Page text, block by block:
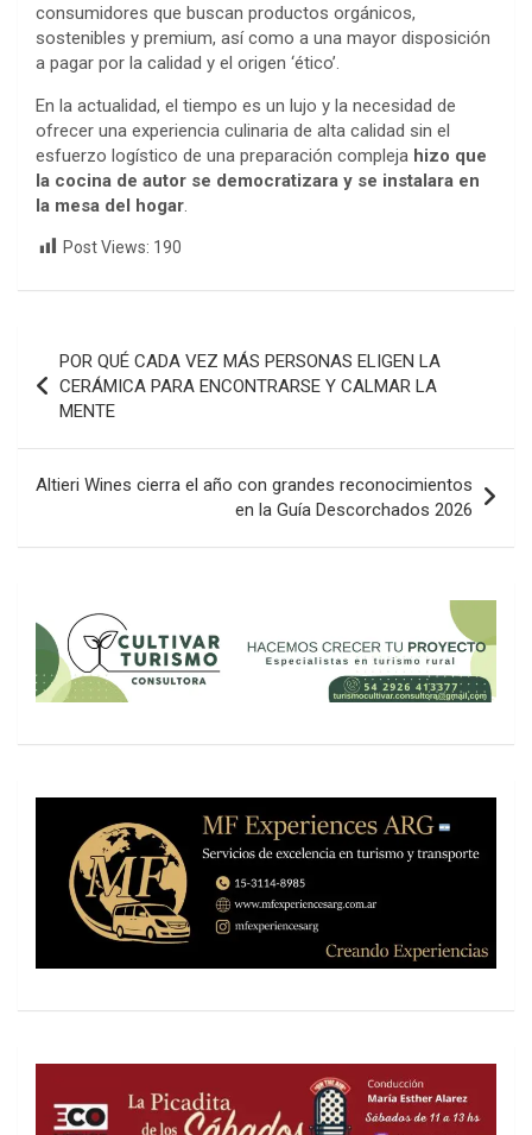
consumidores que buscan productos orgánicos,
sostenibles y premium, así como a una mayor disposición
a pagar por la calidad y el origen ‘ético’.
En la actualidad, el tiempo es un lujo y la necesidad de
ofrecer una experiencia culinaria de alta calidad sin el
esfuerzo logístico de una preparación compleja hizo que
la cocina de autor se democratizara y se instalara en
la mesa del hogar.
Post Views: 190
Navegación
de
entradas
POR QUÉ CADA VEZ MÁS PERSONAS ELIGEN LA
CERÁMICA PARA ENCONTRARSE Y CALMAR LA
MENTE
Altieri Wines cierra el año con grandes reconocimientos
en la Guía Descorchados 2026